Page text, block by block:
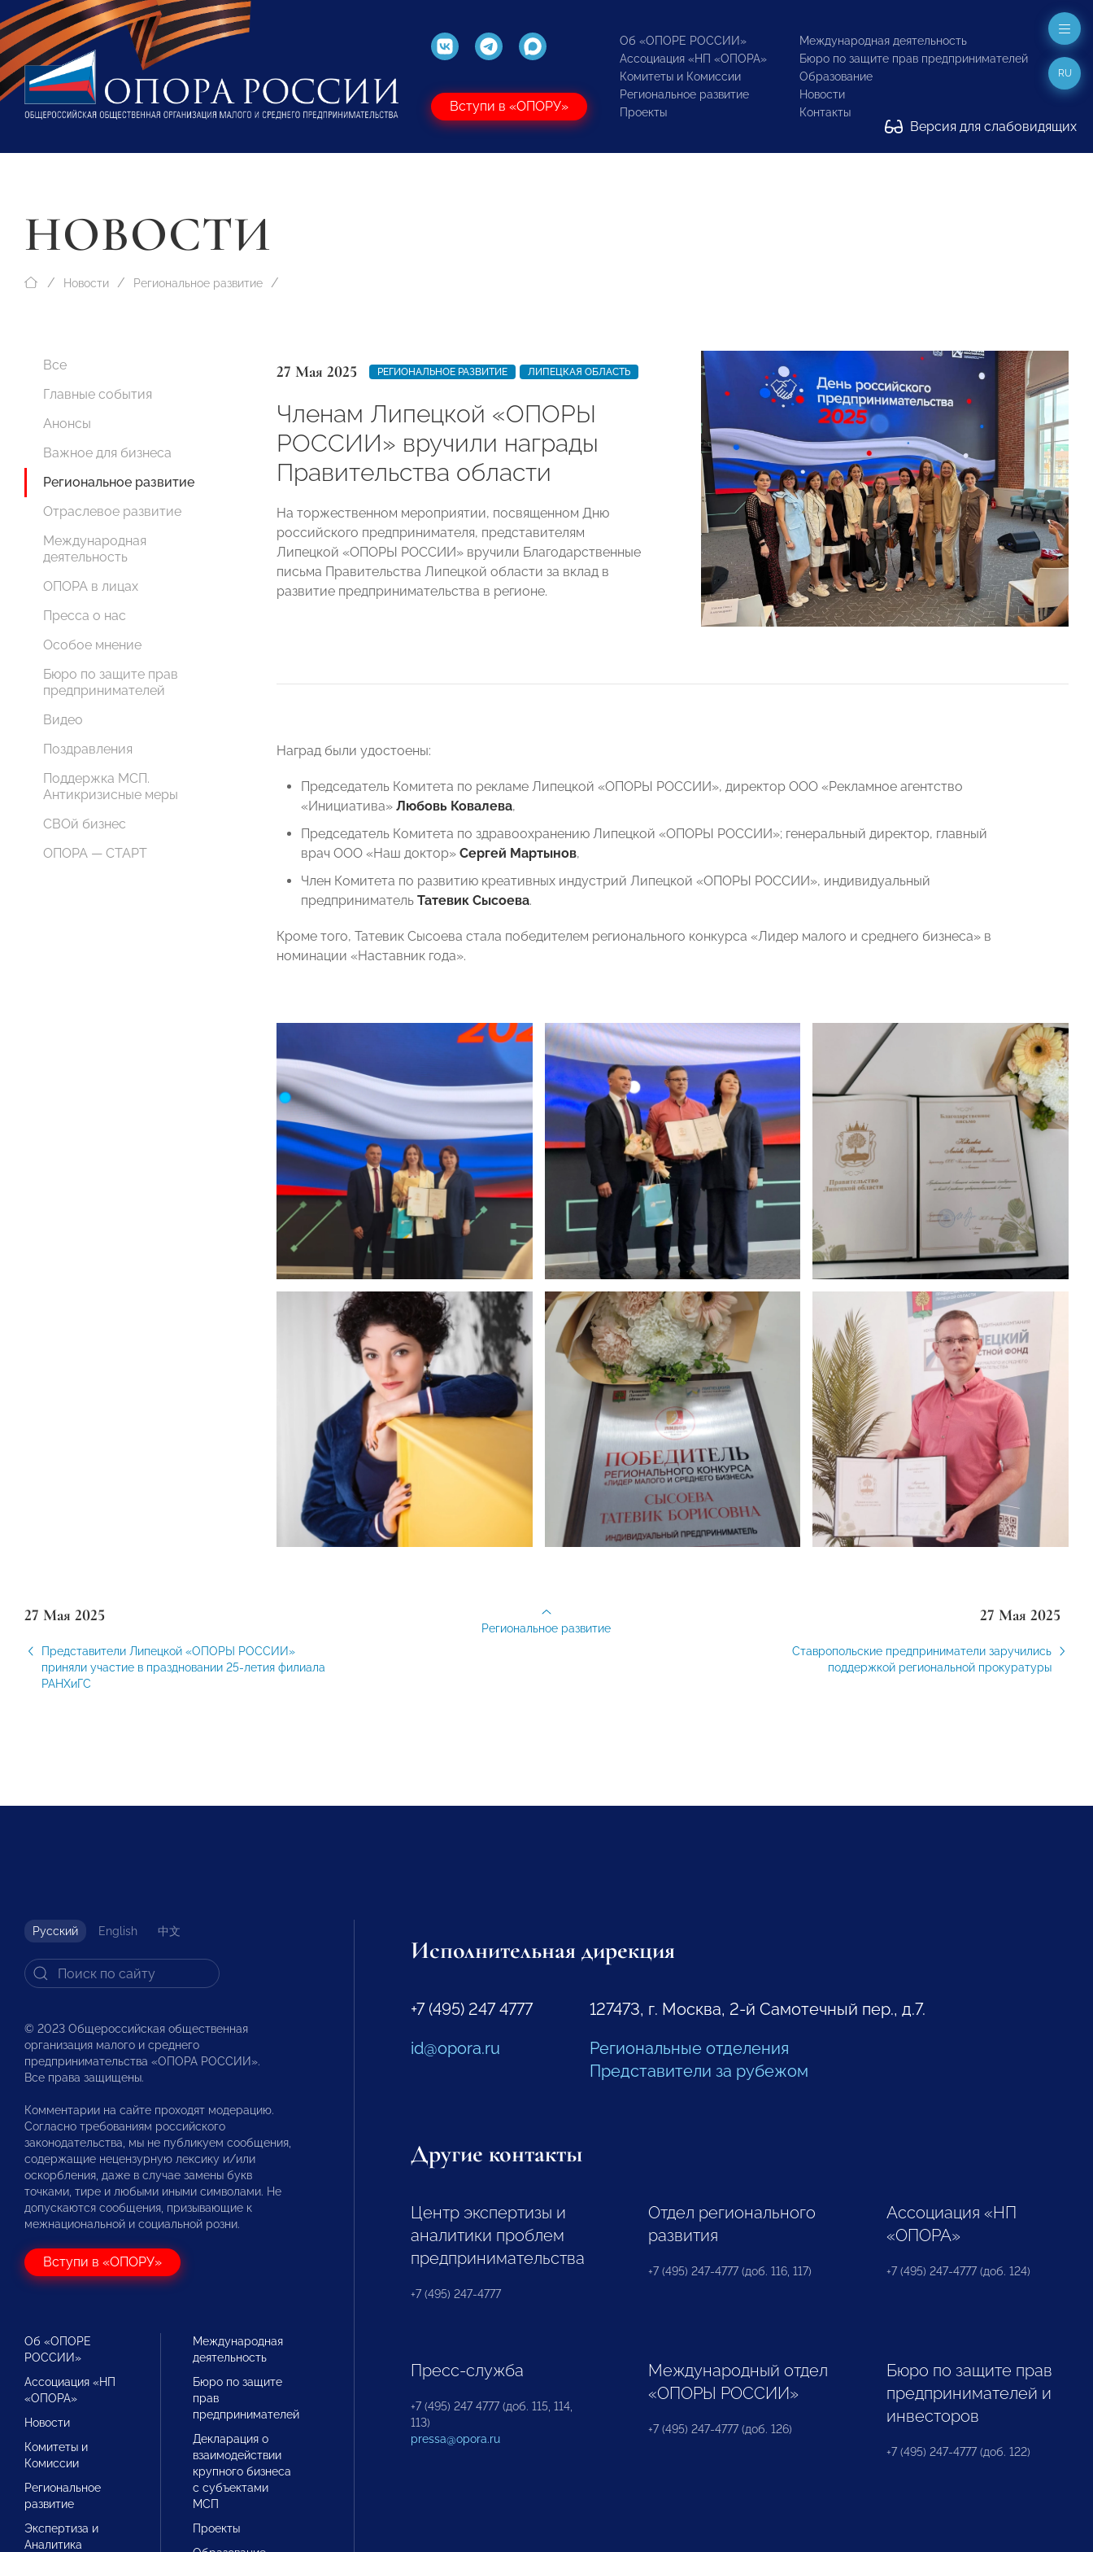
Вступи в «ОПОРУ»
Об «ОПОРЕ РОССИИ»
Ассоциация «НП «ОПОРА»
Комитеты и Комиссии
Региональное развитие
Проекты
Международная деятельность
Бюро по защите прав предпринимателей
Образование
Новости
Контакты
Версия для слабовидящих
RU
НОВОСТИ
Новости Региональное развитие
Все
Главные события
Анонсы
Важное для бизнеса
Региональное развитие
Отраслевое развитие
Международная
деятельность
ОПОРА в лицах
Пресса о нас
Особое мнение
Бюро по защите прав
предпринимателей
Видео
Поздравления
Поддержка МСП.
Антикризисные меры
СВОй бизнес
ОПОРА — СТАРТ
27 Мая 2025 РЕГИОНАЛЬНОЕ РАЗВИТИЕ ЛИПЕЦКАЯ ОБЛАСТЬ
Членам Липецкой «ОПОРЫ
РОССИИ» вручили награды
Правительства области
На торжественном мероприятии, посвященном Дню
российского предпринимателя, представителям
Липецкой «ОПОРЫ РОССИИ» вручили Благодарственные
письма Правительства Липецкой области за вклад в
развитие предпринимательства в регионе.
Наград были удостоены:
Председатель Комитета по рекламе Липецкой «ОПОРЫ РОССИИ», директор ООО «Рекламное агентство
«Инициатива» Любовь Ковалева,
Председатель Комитета по здравоохранению Липецкой «ОПОРЫ РОССИИ»; генеральный директор, главный
врач ООО «Наш доктор» Сергей Мартынов,
Член Комитета по развитию креативных индустрий Липецкой «ОПОРЫ РОССИИ», индивидуальный
предприниматель Татевик Сысоева.
Кроме того, Татевик Сысоева стала победителем регионального конкурса «Лидер малого и среднего бизнеса» в
номинации «Наставник года».
27 Мая 2025
Представители Липецкой «ОПОРЫ РОССИИ»
приняли участие в праздновании 25-летия филиала
РАНХиГС
27 Мая 2025
Ставропольские предприниматели заручились
поддержкой региональной прокуратуры
Региональное развитие
Русский English 中文
© 2023 Общероссийская общественная
организация малого и среднего
предпринимательства «ОПОРА РОССИИ».
Все права защищены.
Комментарии на сайте проходят модерацию.
Согласно требованиям российского
законодательства, мы не публикуем сообщения,
содержащие нецензурную лексику и/или
оскорбления, даже в случае замены букв
точками, тире и любыми иными символами. Не
допускаются сообщения, призывающие к
межнациональной и социальной розни.
Вступи в «ОПОРУ»
Об «ОПОРЕ
РОССИИ»
Ассоциация «НП
«ОПОРА»
Новости
Комитеты и
Комиссии
Региональное
развитие
Экспертиза и
Аналитика
Международная
деятельность
Бюро по защите
прав
предпринимателей
Декларация о
взаимодействии
крупного бизнеса
с субъектами
МСП
Проекты
Исполнительная дирекция
+7 (495) 247 4777
id@opora.ru
127473, г. Москва, 2-й Самотечный пер., д.7.
Региональные отделения
Представители за рубежом
Другие контакты
Центр экспертизы и
аналитики проблем
предпринимательства
+7 (495) 247-4777
Отдел регионального
развития
+7 (495) 247-4777 (доб. 116, 117)
Ассоциация «НП
«ОПОРА»
+7 (495) 247-4777 (доб. 124)
Пресс-служба
+7 (495) 247 4777 (доб. 115, 114,
113)
pressa@opora.ru
Международный отдел
«ОПОРЫ РОССИИ»
+7 (495) 247-4777 (доб. 126)
Бюро по защите прав
предпринимателей и
инвесторов
+7 (495) 247-4777 (доб. 122)